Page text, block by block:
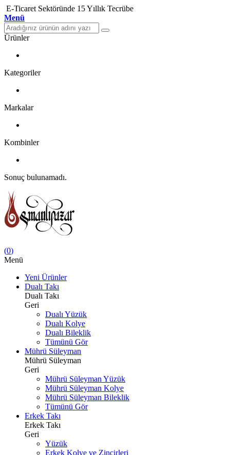
E-Ticaret Sektöründe 15 Yıllık Tecrübe
Menü
Ürünler
Kategoriler
Markalar
Kombinler
Sonuç bulunamadı.
(0)
Menü
Yeni Ürünler
Dualı Takı
Dualı Takı
Geri
Dualı Yüzük
Dualı Kolye
Dualı Bileklik
Tümünü Gör
Mührü Süleyman
Mührü Süleyman
Geri
Mührü Süleyman Yüzük
Mührü Süleyman Kolye
Mührü Süleyman Bileklik
Tümünü Gör
Erkek Takı
Erkek Takı
Geri
Yüzük
Erkek Kolye ve Zincirleri